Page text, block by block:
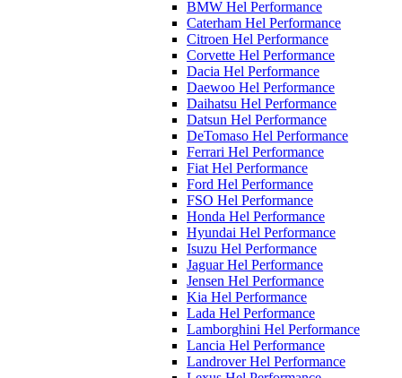
BMW Hel Performance
Caterham Hel Performance
Citroen Hel Performance
Corvette Hel Performance
Dacia Hel Performance
Daewoo Hel Performance
Daihatsu Hel Performance
Datsun Hel Performance
DeTomaso Hel Performance
Ferrari Hel Performance
Fiat Hel Performance
Ford Hel Performance
FSO Hel Performance
Honda Hel Performance
Hyundai Hel Performance
Isuzu Hel Performance
Jaguar Hel Performance
Jensen Hel Performance
Kia Hel Performance
Lada Hel Performance
Lamborghini Hel Performance
Lancia Hel Performance
Landrover Hel Performance